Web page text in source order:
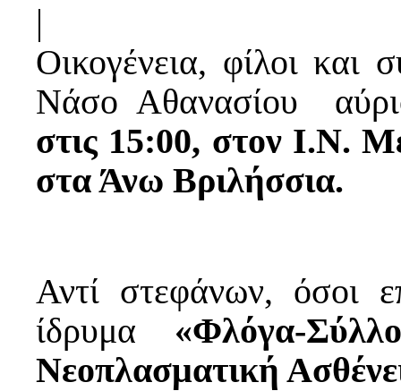
|
Οικογένεια, φίλοι και
Νάσο Aθανασίου
στις 15:00, στον Ι.Ν.
στα Άνω Βριλήσσια.
Αντί στεφάνων, όσοι
ίδρυμα «Φλόγα-
Νεοπλασματική